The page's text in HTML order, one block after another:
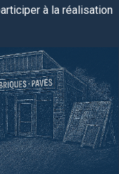
à la réalisation